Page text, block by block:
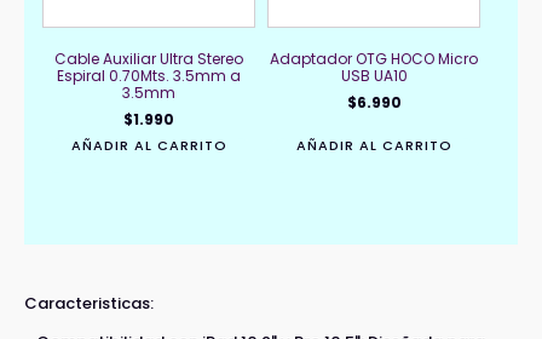
Cable Auxiliar Ultra Stereo
Espiral 0.70Mts. 3.5mm a
3.5mm
$1.990
AÑADIR AL CARRITO
Adaptador OTG HOCO Micro
USB UA10
$6.990
AÑADIR AL CARRITO
Caracteristicas: